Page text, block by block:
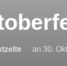
an 30.